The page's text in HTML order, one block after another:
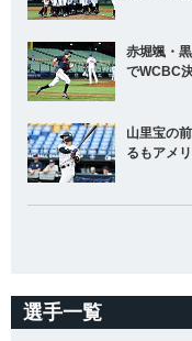
赤堀颯・
でWCBC
山里宝の
るもアメ
選手一覧